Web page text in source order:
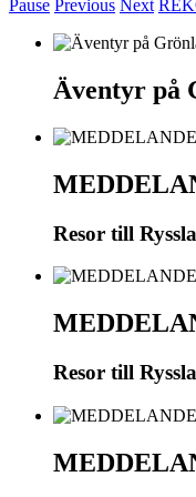
Pause Previous Next
Äventyr på
Resor till
Resor till